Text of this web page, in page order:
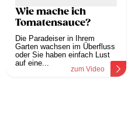
Wie mache ich
Tomatensauce?
Die Paradeiser in Ihrem
Garten wachsen im Überfluss
oder Sie haben einfach Lust
auf eine...
zum Video